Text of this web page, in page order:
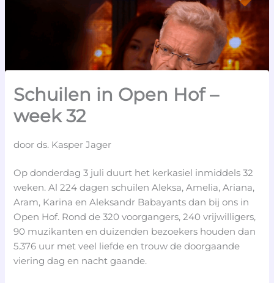
Schuilen in Open Hof –
week 32
door ds. Kasper Jager
Op donderdag 3 juli duurt het kerkasiel inmiddels 32
weken. Al 224 dagen schuilen Aleksa, Amelia, Ariana,
Aram, Karina en Aleksandr Babayants dan bij ons in
Open Hof. Rond de 320 voorgangers, 240 vrijwilligers,
90 muzikanten en duizenden bezoekers houden dan
5.376 uur met veel liefde en trouw de doorgaande
viering dag en nacht gaande.